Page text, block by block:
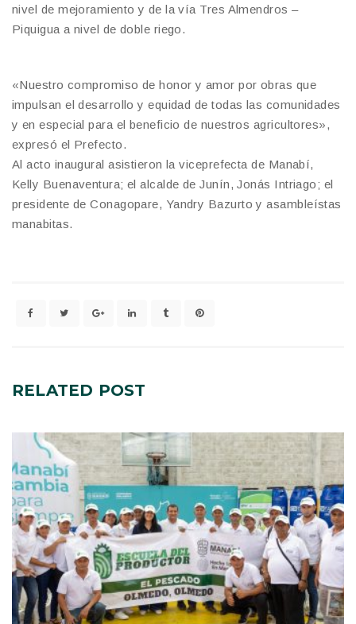
nivel de mejoramiento y de la vía Tres Almendros –
Piquigua a nivel de doble riego.
«Nuestro compromiso de honor y amor por obras que
impulsan el desarrollo y equidad de todas las comunidades
y en especial para el beneficio de nuestros agricultores»,
expresó el Prefecto.
Al acto inaugural asistieron la viceprefecta de Manabí,
Kelly Buenaventura; el alcalde de Junín, Jonás Intriago; el
presidente de Conagopare, Yandry Bazurto y asambleístas
manabitas.
RELATED POST